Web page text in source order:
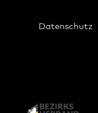
Datenschutz